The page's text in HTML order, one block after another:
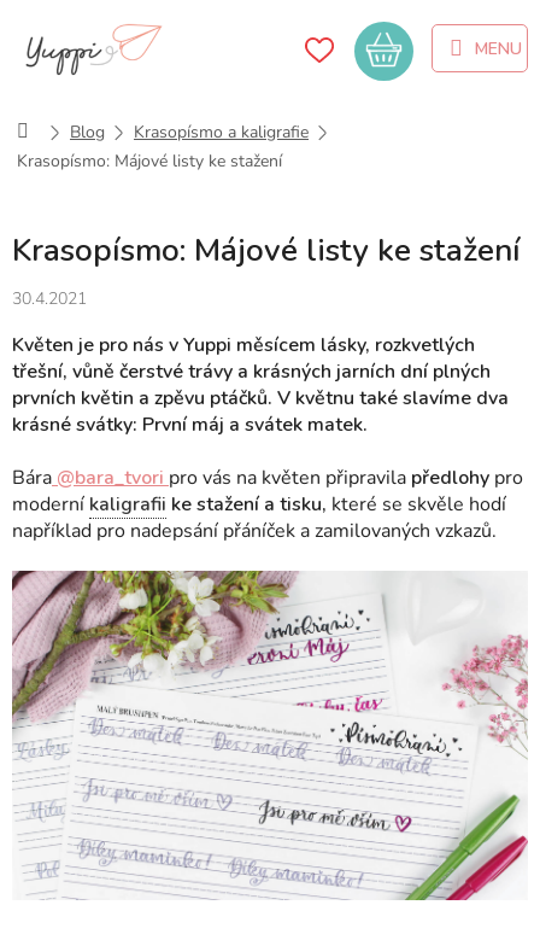
obsah
Nákupní
košík
DomůBlog
Krasopísmo a kaligrafie
Krasopísmo: Májové listy ke stažení
Krasopísmo: Májové listy ke stažení
30.4.2021
Květen je pro nás v Yuppi měsícem lásky, rozkvetlých
třešní, vůně čerstvé trávy a krásných jarních dní plných
prvních květin a zpěvu ptáčků. V květnu také slavíme dva
krásné svátky: První máj a svátek matek.
Bára @bara_tvori pro vás na květen připravila předlohy pro
moderní kaligrafii ke stažení a tisku, které se skvěle hodí
například pro nadepsání přáníček a zamilovaných vzkazů.